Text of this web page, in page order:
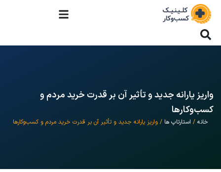
واریز یارانه جدید و تأثیر آن بر قدرت خرید مردم و
کسب‌وکارها
خانه / استارتاپ ها / واریز یارانه جدید و تأثیر آن بر قدرت خرید مردم و کسب‌وکارها